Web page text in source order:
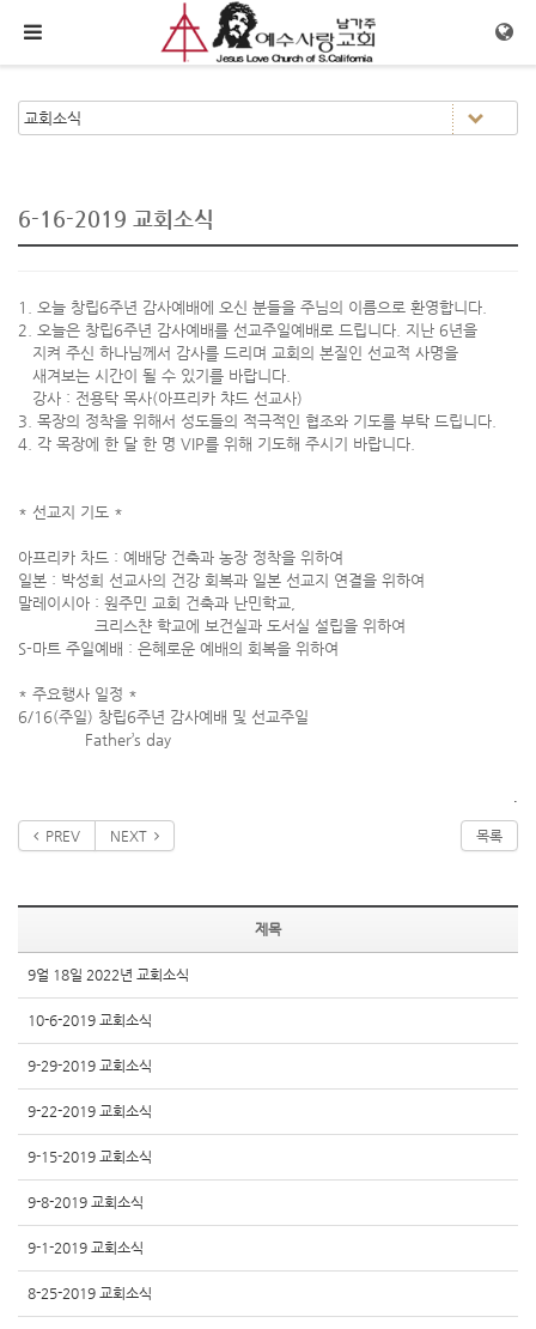
메뉴 건너뛰기
6-16-2019 교회소식
1. 오늘 창립6주년 감사예배에 오신 분들을 주님의 이름으로 환영합니다.
2. 오늘은 창립6주년 감사예배를 선교주일예배로 드립니다. 지난 6년을
지켜 주신 하나님께서 감사를 드리며 교회의 본질인 선교적 사명을
새겨보는 시간이 될 수 있기를 바랍니다.
강사 : 전용탁 목사(아프리카 챠드 선교사)
3. 목장의 정착을 위해서 성도들의 적극적인 협조와 기도를 부탁 드립니다.
4. 각 목장에 한 달 한 명 VIP를 위해 기도해 주시기 바랍니다.
* 선교지 기도 *
아프리카 차드 : 예배당 건축과 농장 정착을 위하여
일본 : 박성희 선교사의 건강 회복과 일본 선교지 연결을 위하여
말레이시아 : 원주민 교회 건축과 난민학교,
크리스챤 학교에 보건실과 도서실 설립을 위하여
S-마트 주일예배 : 은혜로운 예배의 회복을 위하여
* 주요행사 일정 *
6/16(주일) 창립6주년 감사예배 및 선교주일
Father’s day
.
PREV NEXT 목록
제목
9얼 18일 2022년 교회소식
10-6-2019 교회소식
9-29-2019 교회소식
9-22-2019 교회소식
9-15-2019 교회소식
9-8-2019 교회소식
9-1-2019 교회소식
8-25-2019 교회소식